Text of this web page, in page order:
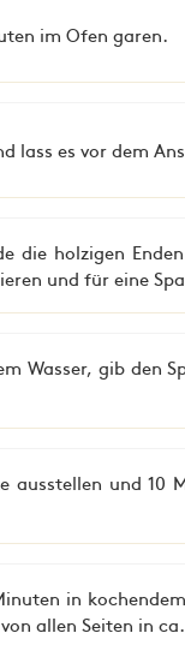
im Ofen garen.
lass es vor dem
die holzigen
und für eine
Wasser, gib den
und 10
in
allen Seiten in